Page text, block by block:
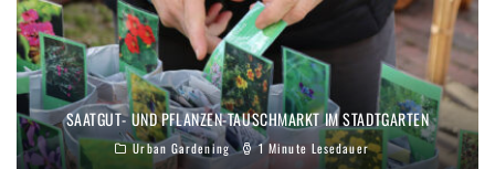
SAATGUT- UND PFLANZEN-TAUSCHMARKT IM STADTGARTEN
Urban Gardening 1 Minute Lesedauer